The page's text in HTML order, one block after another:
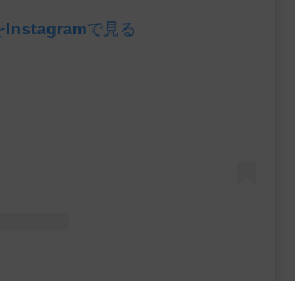
Instagramで見る